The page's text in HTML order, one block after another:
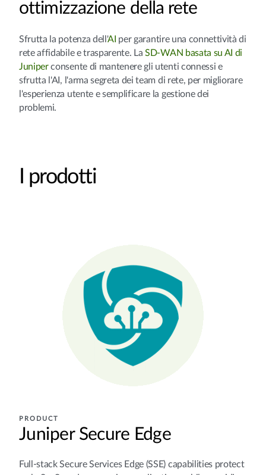
ottimizzazione della rete
Sfrutta la potenza dell'AI per garantire una connettività di
rete affidabile e trasparente. LaSD-WAN basata su AI di
Juniperconsente di mantenere gli utenti connessi e
sfrutta l'AI, l'arma segreta dei team di rete, per migliorare
l'esperienza utente e semplificare la gestione dei
problemi.
I prodotti
PRODUCT
Juniper Secure Edge
Full-stack Secure Services Edge (SSE) capabilities protect